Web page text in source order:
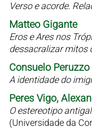
Verso e acorde.
Matteo Gigante
Eros e Ares nos
dessacralizar mitos
Consuelo Peruzzo
A identidade do
Peres Vigo,
O estereotipo
(Universidade da